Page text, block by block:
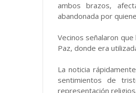
ambos brazos,
abandonada por
Vecinos señalaron
Paz, donde era
La noticia
sentimientos de
representación